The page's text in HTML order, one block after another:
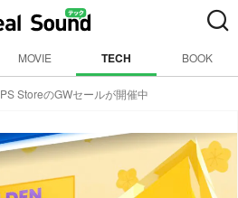
MOVIE TECH BOOK
PS StoreのGWセールが開催中